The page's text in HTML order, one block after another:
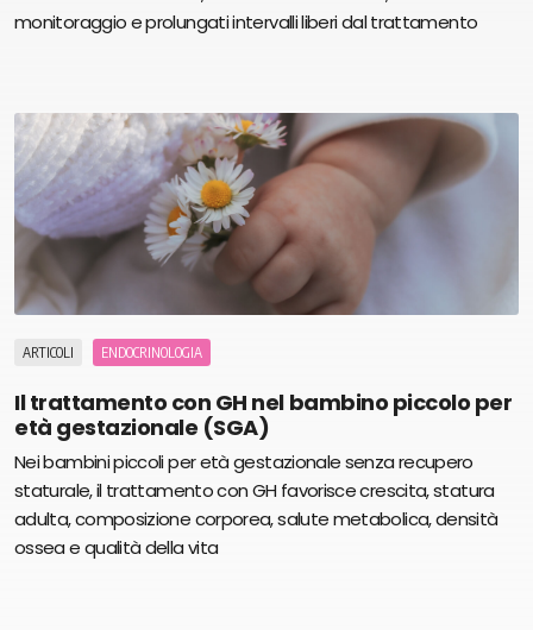
monitoraggio e prolungati intervalli liberi dal trattamento
ARTICOLI ENDOCRINOLOGIA
Il trattamento con GH nel bambino piccolo per
età gestazionale (SGA)
Nei bambini piccoli per età gestazionale senza recupero
staturale, il trattamento con GH favorisce crescita, statura
adulta, composizione corporea, salute metabolica, densità
ossea e qualità della vita